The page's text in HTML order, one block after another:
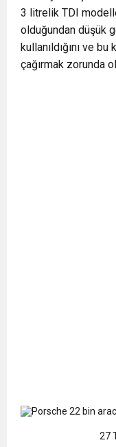
0:12 Nar suyunun
daha yüksek
0:07 DİTİB
3 litrelik TDI
olduğundan düşük
kullanıldığını ve
çağırmak zorunda
27